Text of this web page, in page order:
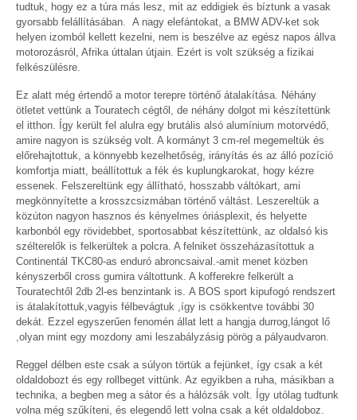
tudtuk, hogy ez a túra más lesz, mit az eddigiek és bíztunk a vasak
gyorsabb felállításában. A nagy elefántokat, a BMW ADV-ket sok
helyen izomból kellett kezelni, nem is beszélve az egész napos állva
motorozásról, Afrika úttalan útjain. Ezért is volt szükség a fizikai
felkészülésre.
Ez alatt még értendő a motor terepre történő átalakítása. Néhány
ötletet vettünk a Touratech cégtől, de néhány dolgot mi készítettünk
el itthon. Így került fel alulra egy brutális alsó alumínium motorvédő,
amire nagyon is szükség volt. A kormányt 3 cm-rel megemeltük és
előrehajtottuk, a könnyebb kezelhetőség, irányítás és az álló pozíció
komfortja miatt, beállítottuk a fék és kuplungkarokat, hogy kézre
essenek. Felszereltünk egy állítható, hosszabb váltókart, ami
megkönnyítette a krosszcsizmában történő váltást. Leszereltük a
közúton nagyon hasznos és kényelmes óriásplexit, és helyette
karbonból egy rövidebbet, sportosabbat készítettünk, az oldalsó kis
szélterelők is felkerültek a polcra. A felniket összeházasítottuk a
Continentál TKC80-as enduró abroncsaival .-amit menet közben
kényszerből cross gumira váltottunk. A kofferekre felkerült a
Touratechtől 2db 2l-es benzintank is. A BOS sport kipufogó rendszert
is átalakítottuk,vagyis félbevágtuk ,így is csökkentve további 30
dekát. Ezzel egyszerűen fenomén állat lett a hangja durrog,lángot lő
,olyan mint egy mozdony ami leszabályzásig pörög a pályaudvaron.
Reggel délben este csak a súlyon törtük a fejünket, így csak a két
oldaldobozt és egy rollbeget vittünk. Az egyikben a ruha, másikban a
technika, a begben meg a sátor és a hálózsák volt. Így utólag tudtunk
volna még szűkíteni, és elegendő lett volna csak a két oldaldoboz.